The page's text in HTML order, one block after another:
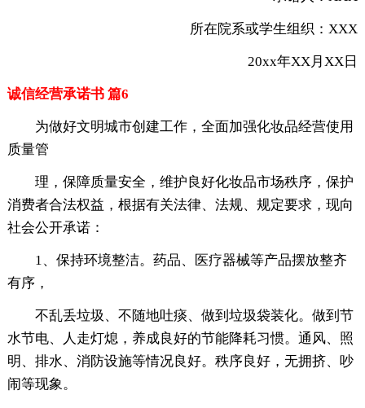
所在院系或学生组织：XXX
20xx年XX月XX日
诚信经营承诺书 篇6
为做好文明城市创建工作，全面加强化妆品经营使用
质量管
理，保障质量安全，维护良好化妆品市场秩序，保护
消费者合法权益，根据有关法律、法规、规定要求，现向
社会公开承诺：
1、保持环境整洁。药品、医疗器械等产品摆放整齐
有序，
不乱丢垃圾、不随地吐痰、做到垃圾袋装化。做到节
水节电、人走灯熄，养成良好的节能降耗习惯。通风、照
明、排水、消防设施等情况良好。秩序良好，无拥挤、吵
闹等现象。